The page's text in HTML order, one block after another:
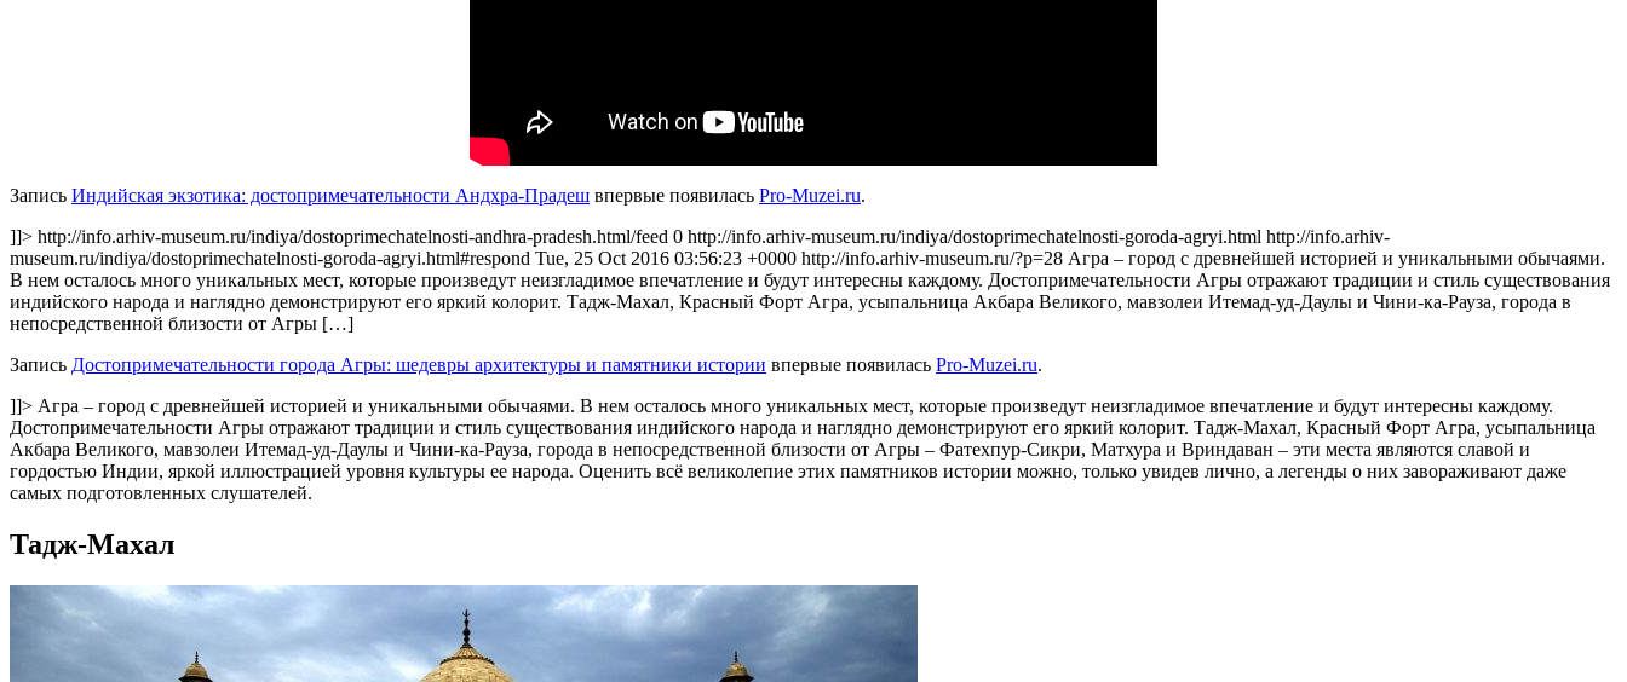
Запись Индийская экзотика: достопримечательности Андхра-Прадеш впервые появилась Pro-Muzei.ru.
]]> http://info.arhiv-museum.ru/indiya/dostoprimechatelnosti-andhra-pradesh.html/feed 0 http://info.arhiv-museum.ru/indiya/dostoprimechatelnosti-goroda-agryi.html http://info.arhiv-
museum.ru/indiya/dostoprimechatelnosti-goroda-agryi.html#respond Tue, 25 Oct 2016 03:56:23 +0000 http://info.arhiv-museum.ru/?p=28 Агра – город с древнейшей историей и уникальными обычаями.
В нем осталось много уникальных мест, которые произведут неизгладимое впечатление и будут интересны каждому. Достопримечательности Агры отражают традиции и стиль существования
индийского народа и наглядно демонстрируют его яркий колорит. Тадж-Махал, Красный Форт Агра, усыпальница Акбара Великого, мавзолеи Итемад-уд-Даулы и Чини-ка-Рауза, города в
непосредственной близости от Агры […]
Запись Достопримечательности города Агры: шедевры архитектуры и памятники истории впервые появилась Pro-Muzei.ru.
]]> Агра – город с древнейшей историей и уникальными обычаями. В нем осталось много уникальных мест, которые произведут неизгладимое впечатление и будут интересны каждому.
Достопримечательности Агры отражают традиции и стиль существования индийского народа и наглядно демонстрируют его яркий колорит. Тадж-Махал, Красный Форт Агра, усыпальница
Акбара Великого, мавзолеи Итемад-уд-Даулы и Чини-ка-Рауза, города в непосредственной близости от Агры – Фатехпур-Сикри, Матхура и Вриндаван – эти места являются славой и
гордостью Индии, яркой иллюстрацией уровня культуры ее народа. Оценить всё великолепие этих памятников истории можно, только увидев лично, а легенды о них завораживают даже
самых подготовленных слушателей.
Тадж-Махал